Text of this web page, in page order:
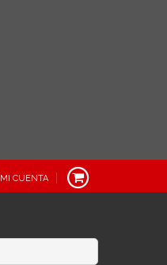
MI CUENTA